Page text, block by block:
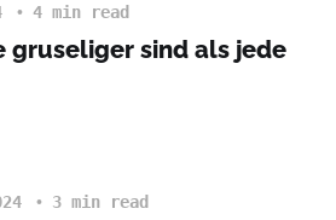
4 min read
gruseliger sind als jede
3 min read